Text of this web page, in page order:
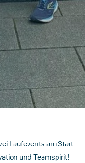
Laufevents am Start
und Teamspirit!